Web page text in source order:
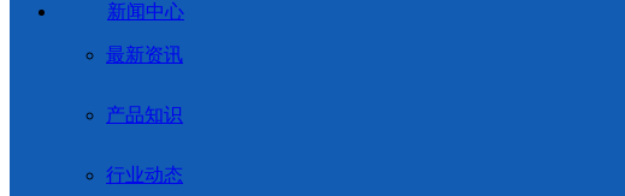
新闻中心
最新资讯
产品知识
行业动态